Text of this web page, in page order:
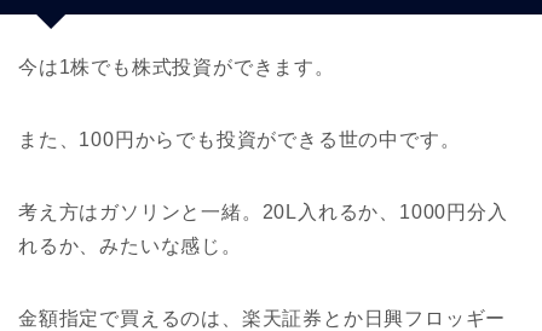
今は1株でも株式投資ができます。
また、100円からでも投資ができる世の中です。
考え方はガソリンと一緒。20L入れるか、1000円分入
れるか、みたいな感じ。
金額指定で買えるのは、楽天証券とか日興フロッギー